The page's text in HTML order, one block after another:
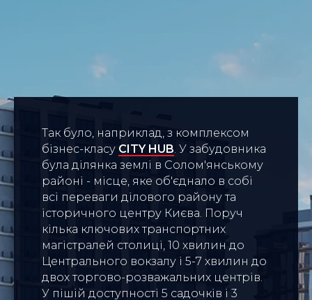
Так було, наприклад, з комплексом
бізнес-класу CITY HUB. У забудовника
була ділянка землі в Солом'янському
районі - місце, яке об'єднало в собі
всі переваги ділового району та
історичного центру Києва. Поруч
кілька ключових транспортних
магістралей столиці, 10 хвилин до
Центрального вокзалу і 5-7 хвилин до
двох торгово-розважальних центрів.
У пішій доступності 5 садочків і 3